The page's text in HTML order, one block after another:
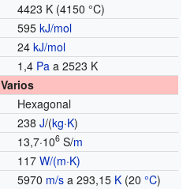
4423 K (4150 °C)
595kJ/mol
24kJ/mol
1,4 Pa a 2523 K
Varios
Hexagonal
238J/(kg·K)
13,7·106 S/m
117W/(m·K)
5970 m/s a 293,15 K (20°C)